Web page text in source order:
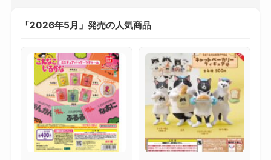
「2026年5月」発売の人気商品